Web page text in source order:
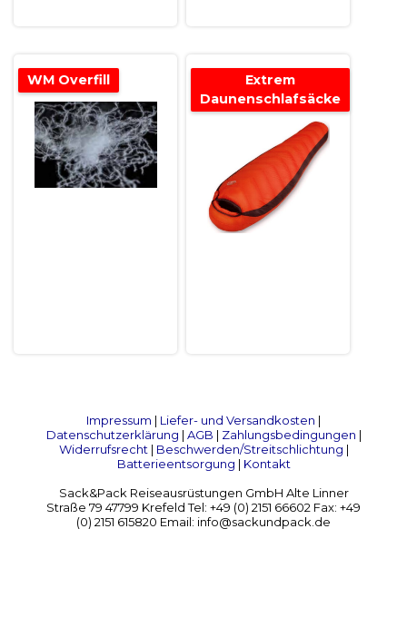
WM Overfill
Extrem
Daunenschlafsäcke
Impressum | Liefer- und Versandkosten |
Datenschutzerklärung | AGB | Zahlungsbedingungen |
Widerrufsrecht| Beschwerden/Streitschlichtung |
Batterieentsorgung | Kontakt
Sack&Pack Reiseausrüstungen GmbH Alte Linner
Straße 79 47799 Krefeld Tel: +49 (0) 2151 66602 Fax: +49
(0) 2151 615820 Email: info@sackundpack.de